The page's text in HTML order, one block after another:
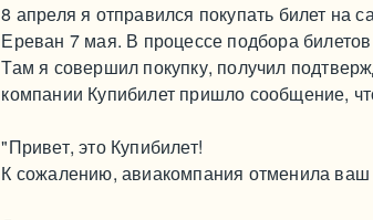
8 апреля я отправился покупать билет на
Ереван 7 мая. В процессе подбора
Там я совершил покупку, получил
компании Купибилет пришло сообщение,
"Привет, это Купибилет!
К сожалению, авиакомпания отменила